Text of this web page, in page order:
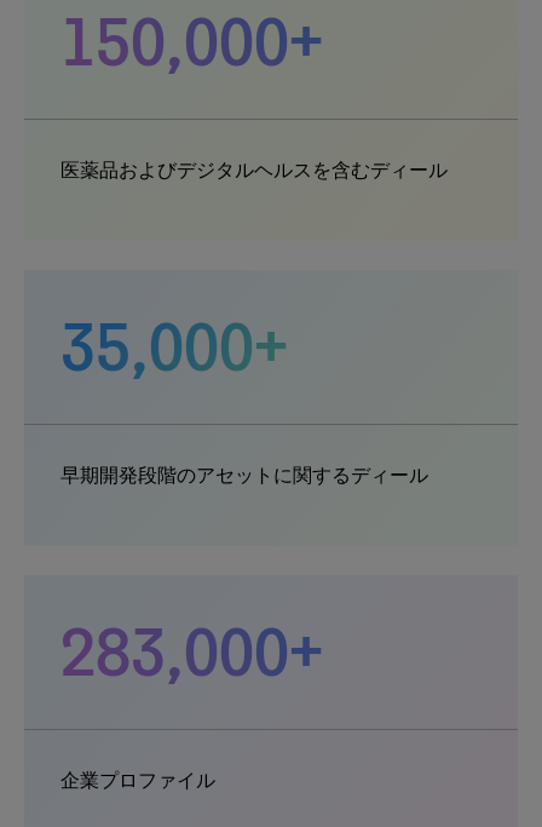
150,000+
医薬品およびデジタルヘルスを含むディール
35,000+
早期開発段階のアセットに関するディール
283,000+
企業プロファイル